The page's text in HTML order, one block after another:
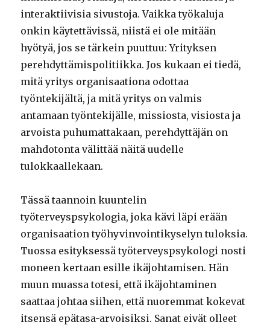
interaktiivisia sivustoja. Vaikka työkaluja
onkin käytettävissä, niistä ei ole mitään
hyötyä, jos se tärkein puuttuu: Yrityksen
perehdyttämispolitiikka. Jos kukaan ei tiedä,
mitä yritys organisaationa odottaa
työntekijältä, ja mitä yritys on valmis
antamaan työntekijälle, missiosta, visiosta ja
arvoista puhumattakaan, perehdyttäjän on
mahdotonta välittää näitä uudelle
tulokkaallekaan.
Tässä taannoin kuuntelin
työterveyspsykologia, joka kävi läpi erään
organisaation työhyvinvointikyselyn tuloksia.
Tuossa esityksessä työterveyspsykologi nosti
moneen kertaan esille ikäjohtamisen. Hän
muun muassa totesi, että ikäjohtaminen
saattaa johtaa siihen, että nuoremmat kokevat
itsensä epätasa-arvoisiksi. Sanat eivät olleet